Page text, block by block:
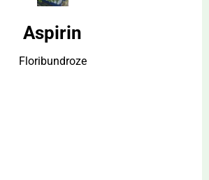
Aspirin
Floribundroze